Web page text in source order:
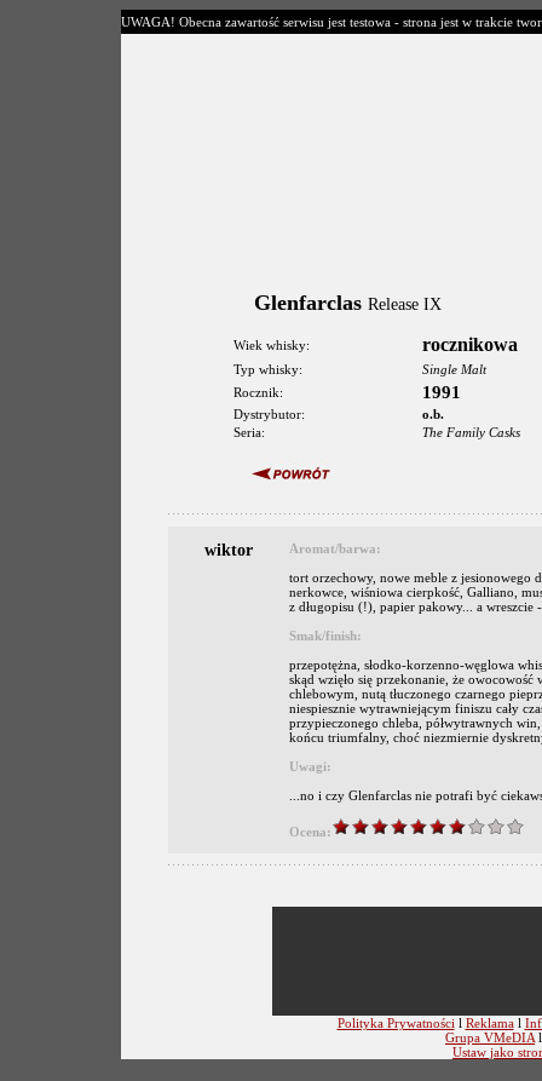
UWAGA! Obecna zawartość serwisu jest testowa - strona jest w trakcie
Glenfarclas Release IX
Wiek whisky: rocznikowa
Typ whisky:
Single Malt
Rocznik:
1991
Dystrybutor:
o.b.
Seria:
The Family Casks
wiktor
Aromat/barwa:
tort orzechowy, nowe meble z jesionowego
nerkowce, wiśniowa cierpkość, Galliano,
z długopisu (!), papier pakowy... a wreszcie
Smak/finish:
przepotężna, słodko-korzenno-węglowa
skąd wzięło się przekonanie, że
chlebowym, nutą tłuczonego czarnego
niespiesznie wytrawniejącym finiszu cały
przypieczonego chleba, półwytrawnych
końcu triumfalny, choć niezmiernie
Uwagi:
...no i czy Glenfarclas nie potrafi być
Ocena:
Polityka Prywatności l Reklamal
Grupa VMeDIA
Ustaw jako